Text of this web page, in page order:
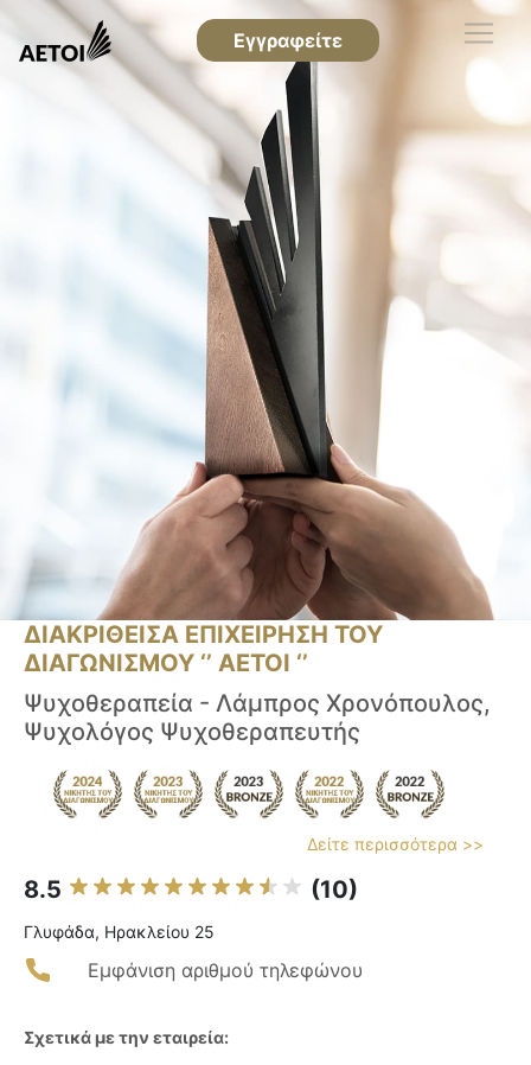
Εγγραφείτε
ΔΙΑΚΡΙΘΕΙΣΑ ΕΠΙΧΕΙΡΗΣΗ ΤΟΥ
ΔΙΑΓΩΝΙΣΜΟΥ ‘’ ΑΕΤΟΙ ‘’
Ψυχοθεραπεία - Λάμπρος Χρονόπουλος,
Ψυχολόγος Ψυχοθεραπευτής
Δείτε περισσότερα >>
8.5 (10)
Γλυφάδα, Ηρακλείου 25
Εμφάνιση αριθμού τηλεφώνου
Σχετικά με την εταιρεία: